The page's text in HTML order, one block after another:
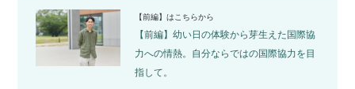
【前編】はこちらから
【前編】幼い日の体験から芽生えた国際協
力への情熱。自分ならではの国際協力を目
指して。